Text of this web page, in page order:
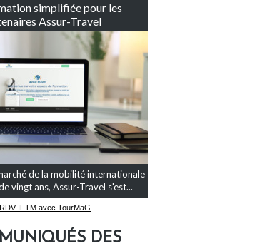
simplifiée pour les
Assur-Travel
de la mobilité internationale
vingt ans, Assur-Travel s'est...
DES